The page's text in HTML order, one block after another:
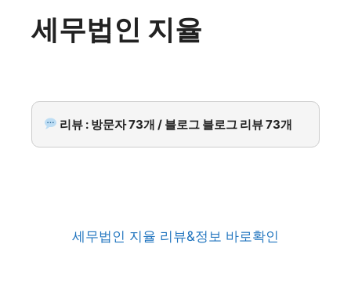
세무법인 지율
리뷰 : 방문자 73개 / 블로그 블로그 리뷰 73개
세무법인 지율 리뷰&정보 바로확인